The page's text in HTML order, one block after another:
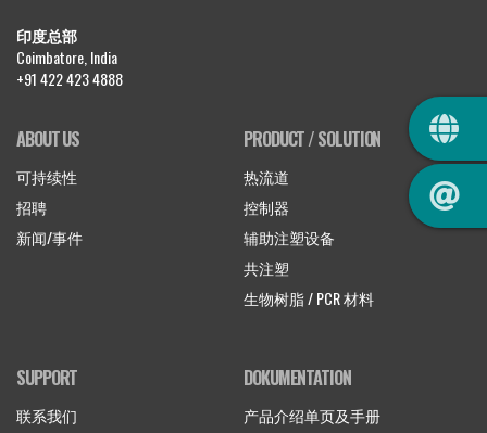
印度总部
Coimbatore, India
+91 422 423 4888
ABOUT US
可持续性
招聘
新闻/事件
SUPPORT
联系我们
PRODUCT / SOLUTION
热流道
控制器
辅助注塑设备
共注塑
生物树脂 / PCR 材料
DOKUMENTATION
产品介绍单页及手册